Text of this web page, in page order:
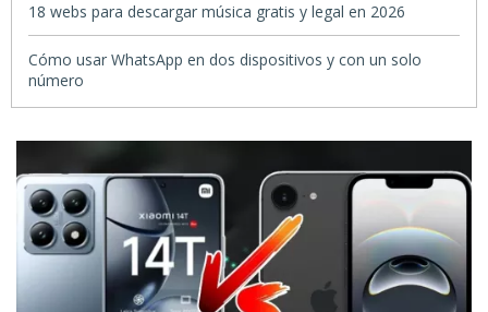
18 webs para descargar música gratis y legal en 2026
Cómo usar WhatsApp en dos dispositivos y con un solo
número